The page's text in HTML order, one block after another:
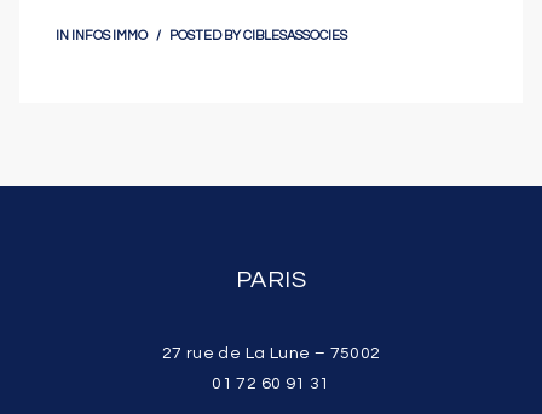
IN INFOS IMMO POSTED BYCIBLESASSOCIES
PARIS
27 rue de La Lune – 75002
01 72 60 91 31